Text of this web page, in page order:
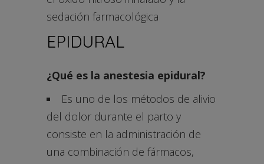
sedación farmacológica
EPIDURAL
¿Qué es la anestesia epidural?
Es uno de los métodos de alivio
del dolor durante el parto y
consiste en la administración de
una combinación de fármacos,